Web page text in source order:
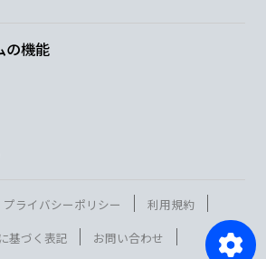
の機能
プライバシーポリシー
利用規約
基づく表記
お問い合わせ